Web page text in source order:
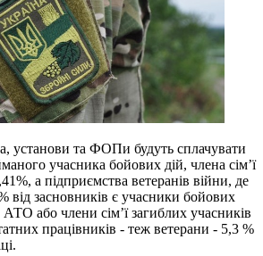
установи та ФОПи будуть сплачувати
учасника бойових дій, члена сім’ї
а підприємства ветеранів війни, де
від засновників є учасники бойових
АТО або члени сім’ї загиблих учасників
працівників - теж ветерани - 5,3 %